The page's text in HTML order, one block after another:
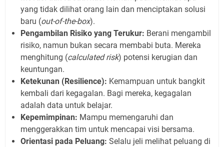
yang tidak dilihat orang lain dan menciptakan solusi
baru (out-of-the-box).
Pengambilan Risiko yang Terukur: Berani mengambil
risiko, namun bukan secara membabi buta. Mereka
menghitung (calculated risk) potensi kerugian dan
keuntungan.
Ketekunan (Resilience): Kemampuan untuk bangkit
kembali dari kegagalan. Bagi mereka, kegagalan
adalah data untuk belajar.
Kepemimpinan: Mampu memengaruhi dan
menggerakkan tim untuk mencapai visi bersama.
Orientasi pada Peluang: Selalu jeli melihat peluang di